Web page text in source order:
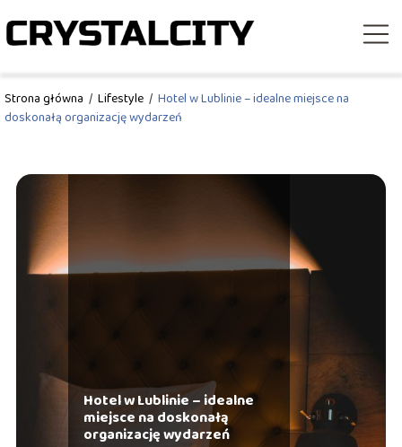
Strona główna / Lifestyle / Hotel w Lublinie – idealne miejsce na
doskonałą organizację wydarzeń
Hotel w Lublinie – idealne
miejsce na doskonałą
organizację wydarzeń